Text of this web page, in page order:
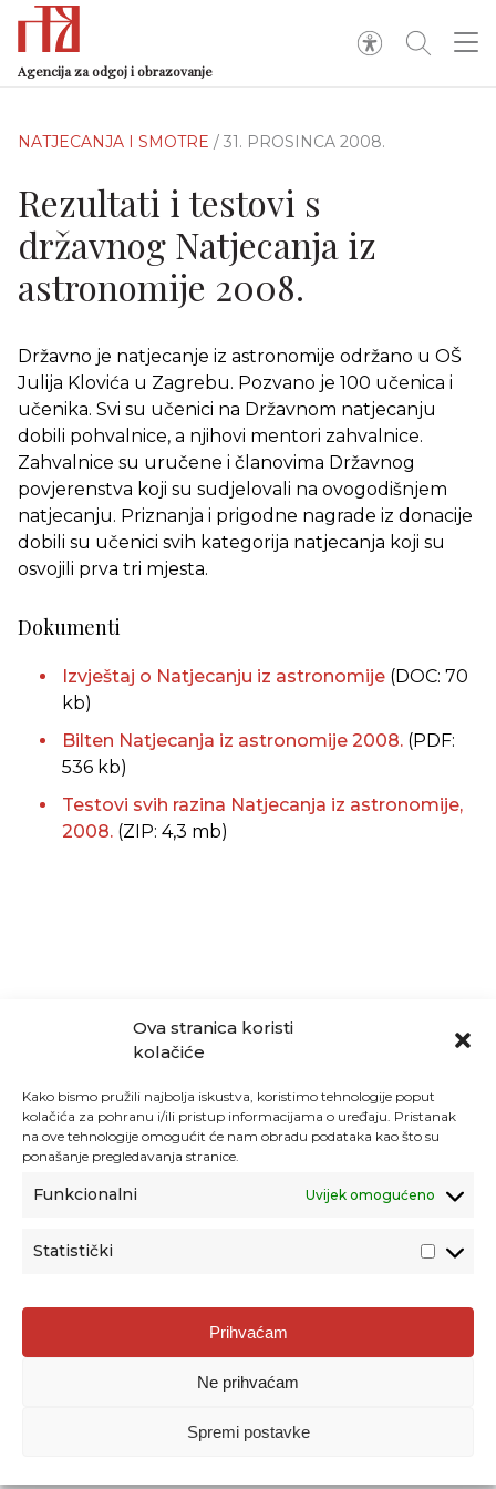
Ova stranica koristi
kolačiće
Kako bismo pružili najbolja iskustva, koristimo tehnologije poput
kolačića za pohranu i/ili pristup informacijama o uređaju. Pristanak
na ove tehnologije omogućit će nam obradu podataka kao što su
ponašanje pregledavanja stranice.
Funkcionalni Uvijek omogućeno
Statistički
Prihvaćam
Ne prihvaćam
Spremi postavke
Agencija za odgoj i obrazovanje
NATJECANJA I SMOTRE / 31. PROSINCA 2008.
Rezultati i testovi s
državnog Natjecanja iz
astronomije 2008.
Državno je natjecanje iz astronomije održano u OŠ
Julija Klovića u Zagrebu. Pozvano je 100 učenica i
učenika. Svi su učenici na Državnom natjecanju
dobili pohvalnice, a njihovi mentori zahvalnice.
Zahvalnice su uručene i članovima Državnog
povjerenstva koji su sudjelovali na ovogodišnjem
natjecanju. Priznanja i prigodne nagrade iz donacije
dobili su učenici svih kategorija natjecanja koji su
osvojili prva tri mjesta.
Dokumenti
Izvještaj o Natjecanju iz astronomije (DOC: 70
kb)
Bilten Natjecanja iz astronomije 2008. (PDF:
536 kb)
Testovi svih razina Natjecanja iz astronomije,
2008. (ZIP: 4,3 mb)
Agencija za odgoj i obrazovanje
Donje Svetice 38, 10000 Zagreb
1778129
Prenošenje sadržaja dopušteno je uz navođenje izvora.